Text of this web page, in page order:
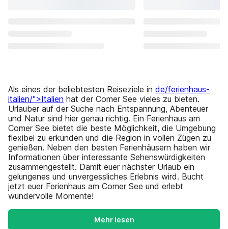
Als eines der beliebtesten Reiseziele in de/ferienhaus-
italien/">Italien hat der Comer See vieles zu bieten.
Urlauber auf der Suche nach Entspannung, Abenteuer
und Natur sind hier genau richtig. Ein Ferienhaus am
Comer See bietet die beste Möglichkeit, die Umgebung
flexibel zu erkunden und die Region in vollen Zügen zu
genießen. Neben den besten Ferienhäusern haben wir
Informationen über interessante Sehenswürdigkeiten
zusammengestellt. Damit euer nächster Urlaub ein
gelungenes und unvergessliches Erlebnis wird. Bucht
jetzt euer Ferienhaus am Comer See und erlebt
wundervolle Momente!
Mehr lesen